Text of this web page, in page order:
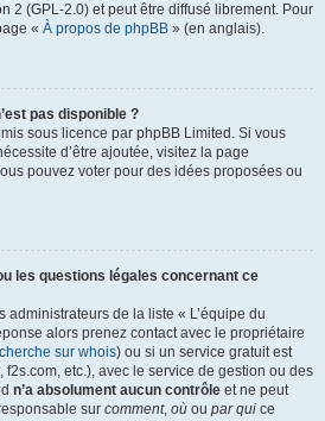
2 (GPL-2.0) et peut être diffusé librement. Pour
« À propos de phpBB » (en anglais).
pas disponible ?
sous licence par phpBB Limited. Si vous
d’être ajoutée, visitez la page
pouvez voter pour des idées proposées ou
les questions légales concernant ce
administrateurs de la liste « L’équipe du
alors prenez contact avec le propriétaire
sur whois) ou si un service gratuit est
f2s.com, etc.), avec le service de gestion ou des
n’a absolument aucun contrôle et ne peut
sur comment, où ou par qui ce